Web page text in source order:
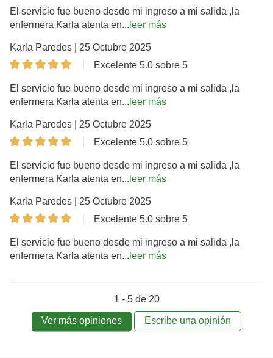
El servicio fue bueno desde mi ingreso a mi salida ,la
enfermera Karla atenta en... leer más
Karla Paredes | 25 Octubre 2025
Excelente 5.0 sobre 5
El servicio fue bueno desde mi ingreso a mi salida ,la
enfermera Karla atenta en... leer más
Karla Paredes | 25 Octubre 2025
Excelente 5.0 sobre 5
El servicio fue bueno desde mi ingreso a mi salida ,la
enfermera Karla atenta en... leer más
Karla Paredes | 25 Octubre 2025
Excelente 5.0 sobre 5
El servicio fue bueno desde mi ingreso a mi salida ,la
enfermera Karla atenta en... leer más
1 - 5 de 20
Ver más opiniones Escribe una opinión